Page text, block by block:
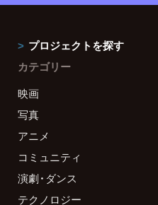
プロジェクトを探す
カテゴリー
映画
写真
アニメ
コミュニティ
演劇・ダンス
テクノロジー